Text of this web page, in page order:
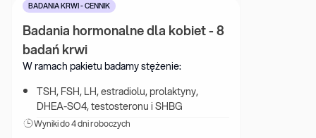
BADANIA KRWI - CENNIK
Badania hormonalne dla kobiet - 8
badań krwi
W ramach pakietu badamy stężenie:
TSH, FSH, LH, estradiolu, prolaktyny,
DHEA-SO4, testosteronu i SHBG
Wyniki do 4 dni roboczych